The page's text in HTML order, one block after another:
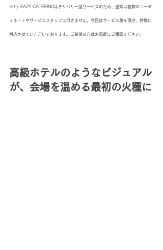
※1）EAZY CATERINGはデリバリー型サービスのため、通常は装飾のコーデ
ィネートやサービススタッフは付きません。今回はサービス費を頂き、特別に
対応させていただいております。ご希望の方はお気軽にご相談ください。
高級ホテルのようなビジュアル
が、会場を温める最初の火種に